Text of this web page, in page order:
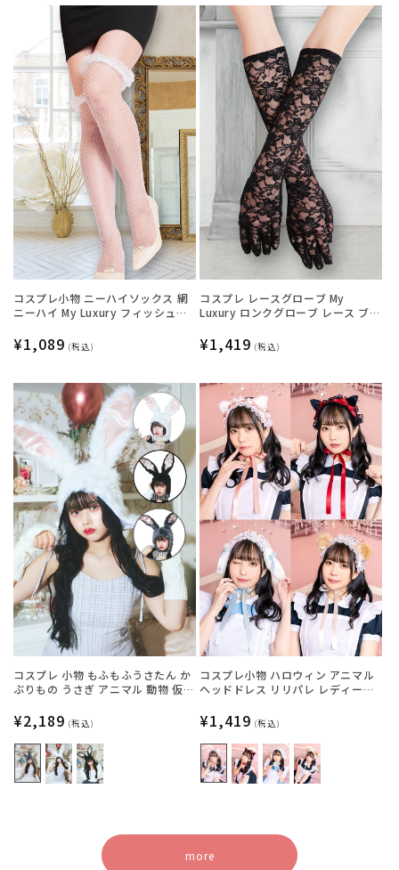
コスプレ小物 ニーハイソックス 網
ニーハイ My Luxury フィッシュネ
リーサイズ ホワイト【クリアスト
ーン】
通
価
格
¥1,089 (税込)
コスプレ レースグローブ My
Luxury ロンクグローブ レース ブラ
ック【クリアストーン】
通
価
¥1,419 (税込)
コスプレ 小物 もふもふうさたん か
ぶりもの うさぎ アニマル 動物 仮装
ック【クリアストーン】
通
常
価
格
¥2,189 (税込)
コスプレ小物 ハロウィン アニマル
ヘッドドレス リリパレ レディース
ぎ/くま【クリアストーン】
通
常
価
格
¥1,419 (税込)
more